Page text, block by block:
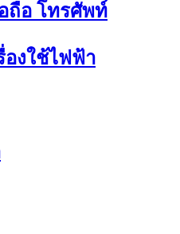
ถือ โทรศัพท์
งใช้ไฟฟ้า